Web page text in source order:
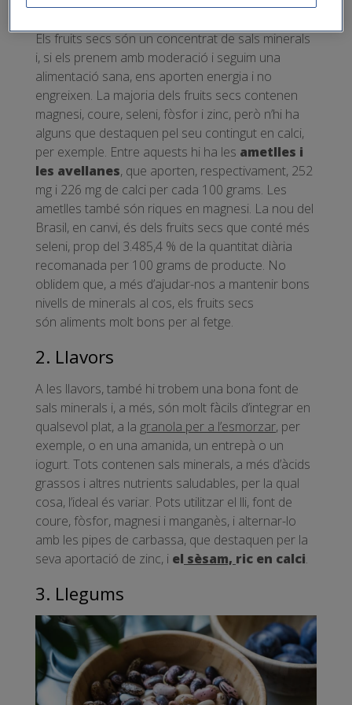
1. Fruita seca
Els fruits secs són un concentrat de sals minerals
i, si els prenem amb moderació i seguim una
alimentació sana, ens aporten energia i no
engreixen. La majoria dels fruits secs contenen
magnesi, coure, seleni, fòsfor i zinc, però n’hi ha
alguns que destaquen pel seu contingut en calci,
per exemple. Entre aquests hi ha les ametlles i
les avellanes, que aporten, respectivament, 252
mg i 226 mg de calci per cada 100 grams. Les
ametlles també són riques en magnesi. La nou del
Brasil, en canvi, és dels fruits secs que conté més
seleni, prop del 3.485,4 % de la quantitat diària
recomanada per 100 grams de producte. No
oblidem que, a més d’ajudar-nos a mantenir bons
nivells de minerals al cos, els fruits secs
són aliments molt bons per al fetge.
2. Llavors
A les llavors, també hi trobem una bona font de
sals minerals i, a més, són molt fàcils d’integrar en
qualsevol plat, a la granola per a l’esmorzar, per
exemple, o en una amanida, un entrepà o un
iogurt. Tots contenen sals minerals, a més d’àcids
grassos i altres nutrients saludables, per la qual
cosa, l’ideal és variar. Pots utilitzar el lli, font de
coure, fòsfor, magnesi i manganès, i alternar-lo
amb les pipes de carbassa, que destaquen per la
seva aportació de zinc, i el sèsam, ric en calci.
3. Llegums